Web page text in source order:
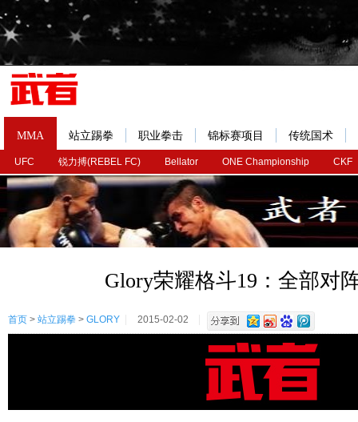
MMA
UFC 锐力搏(REBEL FC) Bellator ONE Championship CKF
站立踢拳 职业拳击 锦标赛项目 传统国术
Glory荣耀格斗19：全部对
首页 > 站立踢拳 > GLORY 2015-02-02